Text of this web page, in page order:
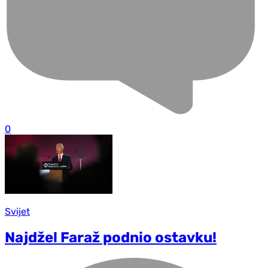
0
Svijet
Najdžel Faraž podnio ostavku!